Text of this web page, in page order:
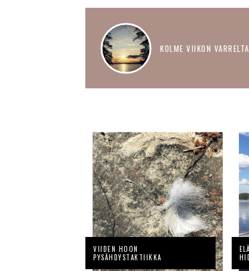
KOLME VIIKON VARRELTA
VIIDEN HOON
PYSÄHDYSTAKTIIKKA